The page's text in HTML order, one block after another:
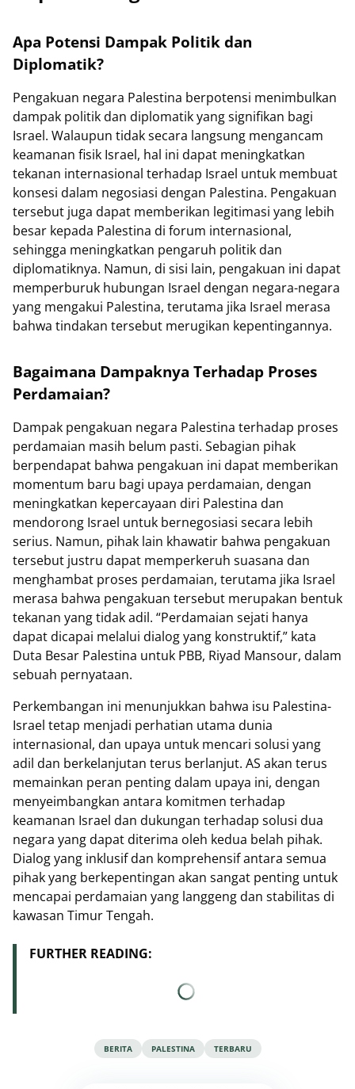
Apa Potensi Dampak Politik dan
Diplomatik?
Pengakuan negara Palestina berpotensi menimbulkan
dampak politik dan diplomatik yang signifikan bagi
Israel. Walaupun tidak secara langsung mengancam
keamanan fisik Israel, hal ini dapat meningkatkan
tekanan internasional terhadap Israel untuk membuat
konsesi dalam negosiasi dengan Palestina. Pengakuan
tersebut juga dapat memberikan legitimasi yang lebih
besar kepada Palestina di forum internasional,
sehingga meningkatkan pengaruh politik dan
diplomatiknya. Namun, di sisi lain, pengakuan ini dapat
memperburuk hubungan Israel dengan negara-negara
yang mengakui Palestina, terutama jika Israel merasa
bahwa tindakan tersebut merugikan kepentingannya.
Bagaimana Dampaknya Terhadap Proses
Perdamaian?
Dampak pengakuan negara Palestina terhadap proses
perdamaian masih belum pasti. Sebagian pihak
berpendapat bahwa pengakuan ini dapat memberikan
momentum baru bagi upaya perdamaian, dengan
meningkatkan kepercayaan diri Palestina dan
mendorong Israel untuk bernegosiasi secara lebih
serius. Namun, pihak lain khawatir bahwa pengakuan
tersebut justru dapat memperkeruh suasana dan
menghambat proses perdamaian, terutama jika Israel
merasa bahwa pengakuan tersebut merupakan bentuk
tekanan yang tidak adil. “Perdamaian sejati hanya
dapat dicapai melalui dialog yang konstruktif,” kata
Duta Besar Palestina untuk PBB, Riyad Mansour, dalam
sebuah pernyataan.
Perkembangan ini menunjukkan bahwa isu Palestina-
Israel tetap menjadi perhatian utama dunia
internasional, dan upaya untuk mencari solusi yang
adil dan berkelanjutan terus berlanjut. AS akan terus
memainkan peran penting dalam upaya ini, dengan
menyeimbangkan antara komitmen terhadap
keamanan Israel dan dukungan terhadap solusi dua
negara yang dapat diterima oleh kedua belah pihak.
Dialog yang inklusif dan komprehensif antara semua
pihak yang berkepentingan akan sangat penting untuk
mencapai perdamaian yang langgeng dan stabilitas di
kawasan Timur Tengah.
FURTHER READING:
BERITA PALESTINA TERBARU